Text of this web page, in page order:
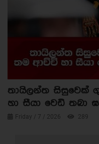
තායිලන්ත සිසුවෙක්
හා සීයා වෙඩි තබා
Friday / 7 / 2026 289